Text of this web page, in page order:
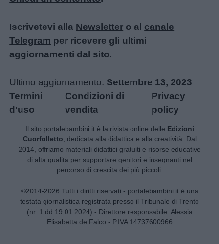
Iscrivetevi alla Newsletter o al canale
Telegram per ricevere gli ultimi
aggiornamenti dal sito.
Ultimo aggiornamento: Settembre 13, 2023
Termini
d'uso
Condizioni di
vendita
Privacy
policy
Il sito portalebambini.it è la rivista online delle Edizioni
Cuorfolletto , dedicata alla didattica e alla creatività. Dal
2014, offriamo materiali didattici gratuiti e risorse educative
di alta qualità per supportare genitori e insegnanti nel
percorso di crescita dei più piccoli.
©2014-2026 Tutti i diritti riservati - portalebambini.it è una
testata giornalistica registrata presso il Tribunale di Trento
(nr. 1 dd 19.01.2024) - Direttore responsabile: Alessia
Elisabetta de Falco - P.IVA 14737600966